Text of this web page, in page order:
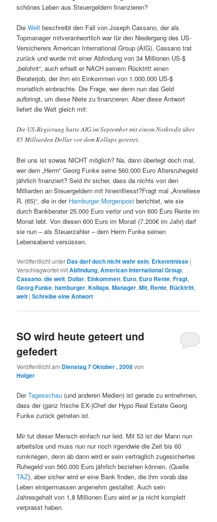
schönes Leben aus Steuergeldern finanzieren?
DieWelt beschreibt den Fall von Joseph Cassano, der als
Topmanager mitverantwortlich war für den Niedergang des US-
Versicherers American International Group (AIG). Cassano trat
zurück und wurde mit einer Abfindung von 34 Millionen US-$
„belohnt“, auch erhielt er NACH seinem Rücktritt einen
Beraterjob, der ihm ein Einkommen von 1.000.000 US-$
monatlich einbrachte. Die Frage, wer denn nun das Geld
aufbringt, um diese Niete zu finanzieren. Aber diese Antwort
liefert die Welt gleich mit:
Die US-Regierung hatte AIG im September mit einem Notkredit über
85 Milliarden Dollar vor dem Kollaps gerettet.
Bei uns ist sowas NICHT möglich? Na, dann überlegt doch mal,
wer dem „Herrn“ Georg Funke seine 560.000 Euro Altersruhegeld
jährlich finanziert? Seid ihr sicher, dass da nichts von den
Milliarden an Steuergeldern mit hineinfliesst?Fragt mal „Anneliese
R. (65)“, die in der Hamburger Morgenpost berichtet, wie sie
durch Bankberater 25.000 Euro verlor und von 600 Euro Rente im
Monat lebt. Von diesen 600 Euro im Monat (7.200€ im Jahr) darf
sie nun – als Steuerzahler – dem Herrn Funke seinen
Lebensabend versüssen.
Veröffentlicht unter Das darf doch nicht wahr sein, Erkenntnisse |
Verschlagwortet mitAbfindung,American International Group,
Cassano,die welt, Dollar, Einkommen, Euro, Euro Rente,Fragt,
Georg Funke,hamburger,Kollaps,Manager,Mit, Rente, Rücktritt,
welt |Schreibe eine Antwort
SO wird heute geteert und
gefedert
Veröffentlicht am Dienstag 7 Oktober , 2008von
Holger
DerTagesschau (und anderen Medien) ist gerade zu entnehmen,
dass der (ganz frische EX-)Chef der Hypo Real Estate Georg
Funke zurück getreten ist.
Mir tut dieser Mensch einfach nur leid. Mit 53 ist der Mann nun
arbeitslos und muss nun nur noch irgendwie die Zeit bis 60
rumkriegen, denn ab dann wird er sein vertraglich zugesichertes
Ruhegeld von 560.000 Euro jährlich beziehen können. (Quelle
TAZ), aber sicher wird er eine Bank finden, die ihm vorab das
Leben einigermassen angenehm gestaltet. Auch sein
Jahresgehalt von 1,8 Millionen Euro wird er ja nicht komplett
verprasst haben.